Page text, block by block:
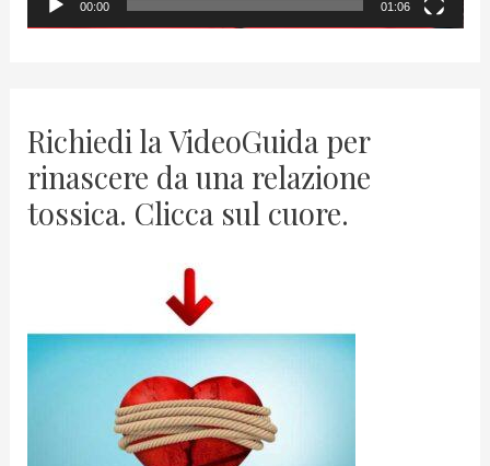
00:00 01:06
Richiedi la VideoGuida per
rinascere da una relazione
tossica. Clicca sul cuore.